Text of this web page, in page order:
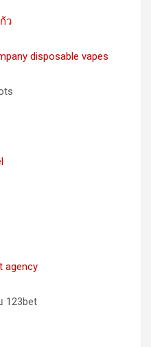
ว
disposable vapes
agency
123bet